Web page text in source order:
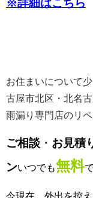
※詳細はこちら
お住まいについて
古屋市北区・北名
雨漏り専門店のリ
ご相談 ・ お見積
ンいつでも無料
今現在、外出を控